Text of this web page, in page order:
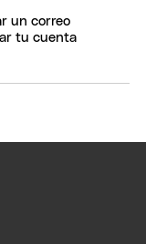
un correo
tu cuenta